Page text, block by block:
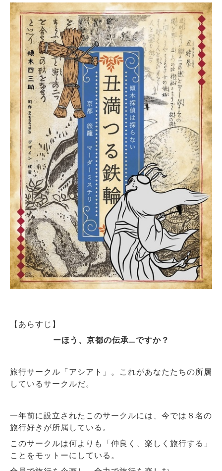
【あらすじ】
ーほう、京都の伝承…ですか？
旅行サークル「アシアト」。これがあなたたちの所属
しているサークルだ。
一年前に設立されたこのサークルには、今では８名の
旅行好きが所属している。
このサークルは何よりも「仲良く、楽しく旅行する」
ことをモットーにしている。